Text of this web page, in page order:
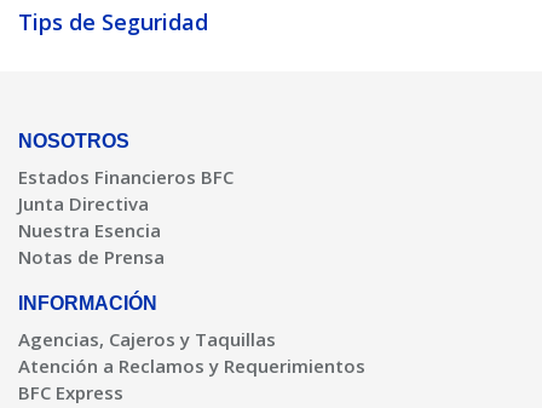
Tips de Seguridad
NOSOTROS
Estados Financieros BFC
Junta Directiva
Nuestra Esencia
Notas de Prensa
INFORMACIÓN
Agencias, Cajeros y Taquillas
Atención a Reclamos y Requerimientos
BFC Express